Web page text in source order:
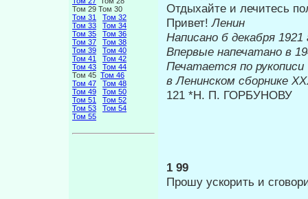
Том 29 Том 30
Том 31
Том 32
Том 33
Том 34
Том 35
Том 36
Том 37
Том 38
Том 39
Том 40
Том 41
Том 42
Том 43
Том 44
Том 45 Том 46
Том 47
Том 48
Том 49
Том 50
Том 51
Том 52
Том 53
Том 54
Том 55
Отдыхайте и лечитесь
Привет!Ленин
Написано б декабря
Впервые
Печатается по рукописи
в Ленинском сборнике
121 *Н. П. ГОРБУНОВУ
1 99
Прошу ускорить и